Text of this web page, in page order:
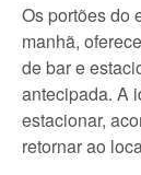
Os portões do
manhã,
de bar e
antecipada. A
estacionar,
retornar ao